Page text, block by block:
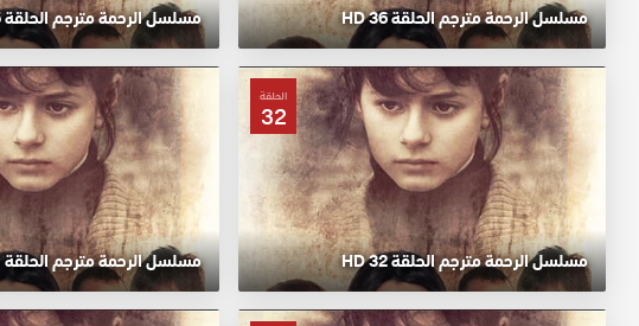
مسلسل الرحمة مترجم الحلقة 36 HD مسلسل الرحمة مترجم الحلقة 35 HD
الحلقة
32
مسلسل الرحمة مترجم الحلقة 32 HD مسلسل الرحمة مترجم الحلقة 31 HD